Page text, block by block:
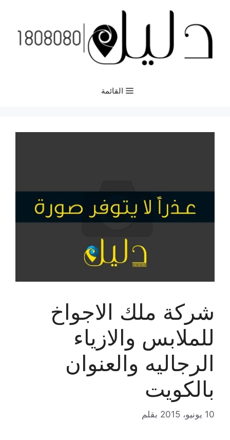
المحتوى
القائمة
شركة ملك الاجواخ
للملابس والازياء
الرجاليه والعنوان
بالكويت
10 يونيو، 2015 بقلم